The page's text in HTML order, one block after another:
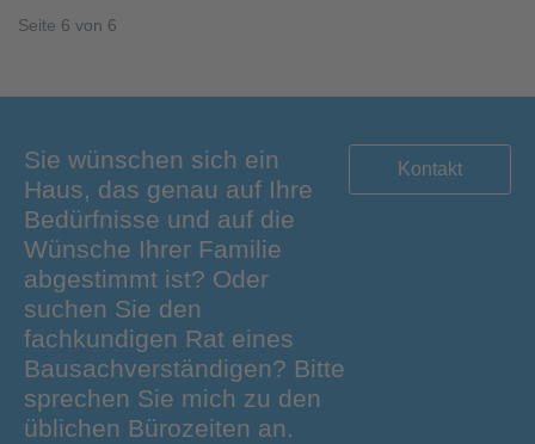
Seite 6 von 6
Sie wünschen sich ein
Haus, das genau auf Ihre
Bedürfnisse und auf die
Wünsche Ihrer Familie
abgestimmt ist? Oder
suchen Sie den
fachkundigen Rat eines
Bausachverständigen? Bitte
sprechen Sie mich zu den
üblichen Bürozeiten an.
Kontakt